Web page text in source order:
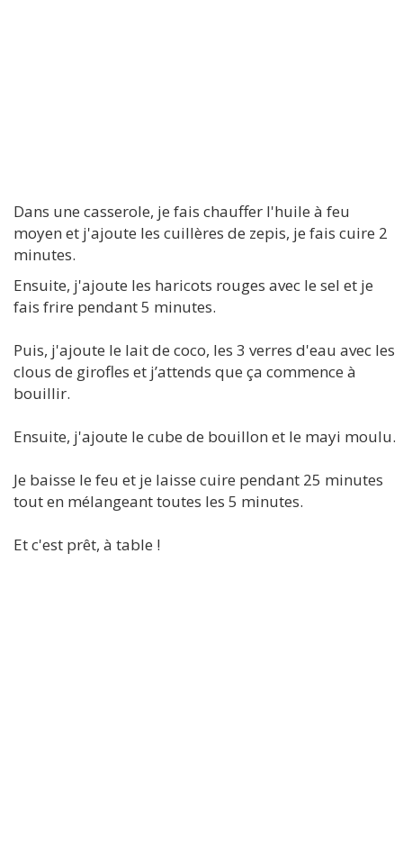
Dans une casserole, je fais chauffer l'huile à feu
moyen et j'ajoute les cuillères de zepis, je fais cuire 2
minutes.
Ensuite, j'ajoute les haricots rouges avec le sel et je
fais frire pendant 5 minutes.
Puis, j'ajoute le lait de coco, les 3 verres d'eau avec les
clous de girofles et j’attends que ça commence à
bouillir.
Ensuite, j'ajoute le cube de bouillon et le mayi moulu.
Je baisse le feu et je laisse cuire pendant 25 minutes
tout en mélangeant toutes les 5 minutes.
Et c'est prêt, à table !